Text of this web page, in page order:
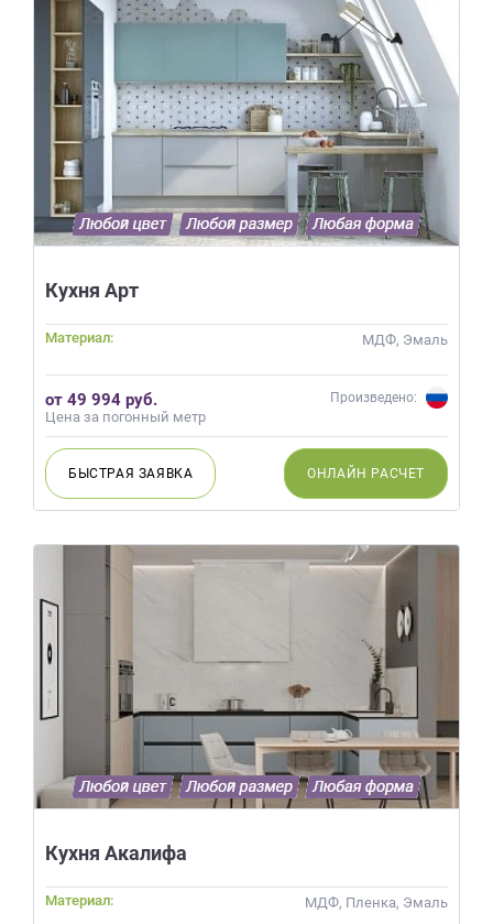
Кухня Арт
Материал: МДФ, Эмаль
от 49 994 руб.
Цена за погонный метр
Произведено:
БЫСТРАЯ ЗАЯВКА ОНЛАЙН РАСЧЕТ
Кухня Акалифа
Материал: МДФ, Пленка, Эмаль